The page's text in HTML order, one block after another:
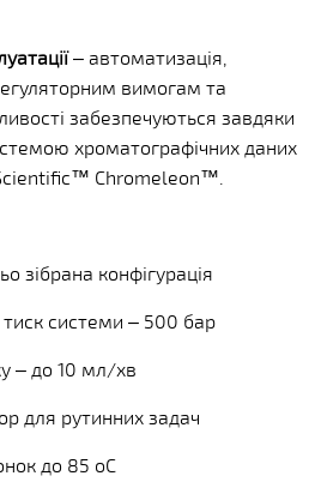
– автоматизація,
вимогам та
забезпечуються завдяки
хроматографічних даних
Chromeleon™.
зібрана конфігурація
системи – 500 бар
– до 10 мл/хв
для рутинних задач
до 85 оС